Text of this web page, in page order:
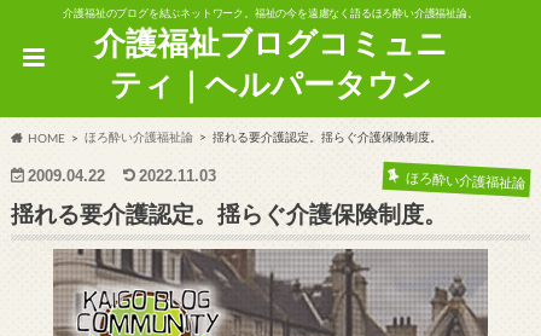
介護福祉のブログを結ぶネットワーク。福祉の今を遠慮なく語るほろ酔い介護福祉論。
介護福祉ブログコミュニ
ティ｜ヘルパータウン
HOME ほろ酔い介護福祉論 揺れる要介護認定。揺らぐ介護保険制度。
2009.04.22 2022.11.03 ほろ酔い介護福祉論
揺れる要介護認定。揺らぐ介護保険制度。